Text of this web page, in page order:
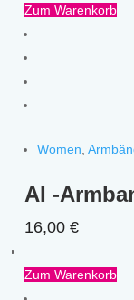
Zum Warenkorb
Women ,
AI -
16,00€
Zum Warenkorb